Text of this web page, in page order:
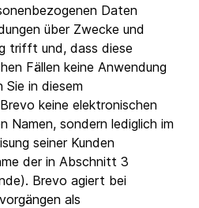
Daten
über Zwecke und
trifft und, dass diese
Fällen keine Anwendung
in diesem
keine elektronischen
Namen, sondern lediglich im
seiner Kunden
der in Abschnitt 3
Brevo agiert bei
als